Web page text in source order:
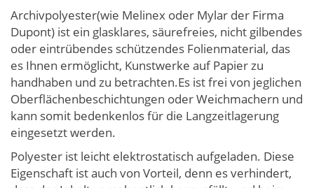
Archivpolyester(wie Melinex oder Mylar der Firma
Dupont) ist ein glasklares, säurefreies, nicht gilbendes
oder eintrübendes schützendes Folienmaterial, das
es Ihnen ermöglicht, Kunstwerke auf Papier zu
handhaben und zu betrachten.Es ist frei von jeglichen
Oberflächenbeschichtungen oder Weichmachern und
kann somit bedenkenlos für die Langzeitlagerung
eingesetzt werden.
Polyester ist leicht elektrostatisch aufgeladen. Diese
Eigenschaft ist auch von Vorteil, denn es verhindert,